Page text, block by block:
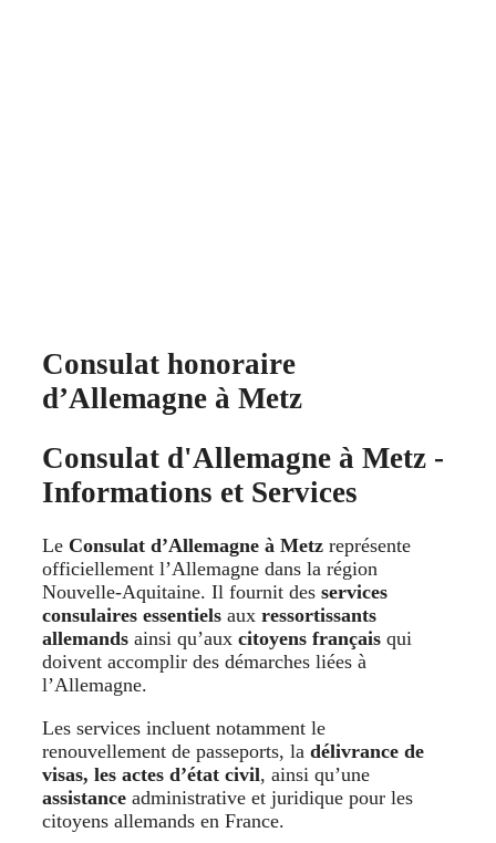
Consulat honoraire
d’Allemagne à Metz
Consulat d'Allemagne à Metz -
Informations et Services
Le Consulat d’Allemagne à Metz représente
officiellement l’Allemagne dans la région
Nouvelle-Aquitaine. Il fournit des services
consulaires essentiels aux ressortissants
allemands ainsi qu’aux citoyens français qui
doivent accomplir des démarches liées à
l’Allemagne.
Les services incluent notamment le
renouvellement de passeports, la délivrance de
visas, les actes d’état civil, ainsi qu’une
assistance administrative et juridique pour les
citoyens allemands en France.